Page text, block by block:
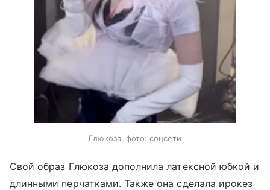
Глюкоза, фото: соцсети
Свой образ Глюкоза дополнила латексной юбкой и
длинными перчатками. Также она сделала ирокез